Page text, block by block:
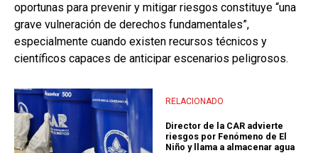
oportunas para prevenir y mitigar riesgos constituye “una
grave vulneración de derechos fundamentales”,
especialmente cuando existen recursos técnicos y
científicos capaces de anticipar escenarios peligrosos.
RELACIONADO
Director de la CAR advierte
riesgos por Fenómeno de El
Niño y llama a almacenar agua